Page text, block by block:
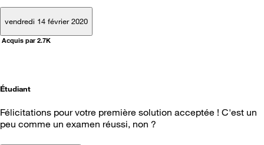
vendredi 14 février 2020
Acquis par 2.7K
Étudiant
Félicitations pour votre première solution acceptée ! C'est un
peu comme un examen réussi, non ?